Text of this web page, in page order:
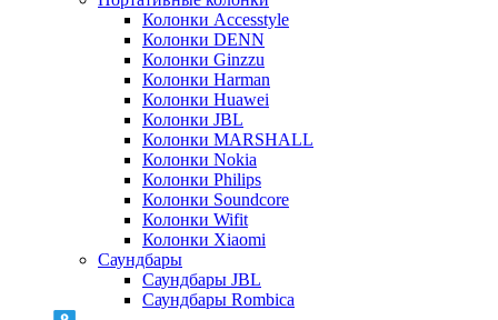
Колонки Accesstyle
Колонки DENN
Колонки Ginzzu
Колонки Harman
Колонки Huawei
Колонки JBL
Колонки MARSHALL
Колонки Nokia
Колонки Philips
Колонки Soundcore
Колонки Wifit
Колонки Xiaomi
Саундбары
Саундбары JBL
Саундбары Rombica